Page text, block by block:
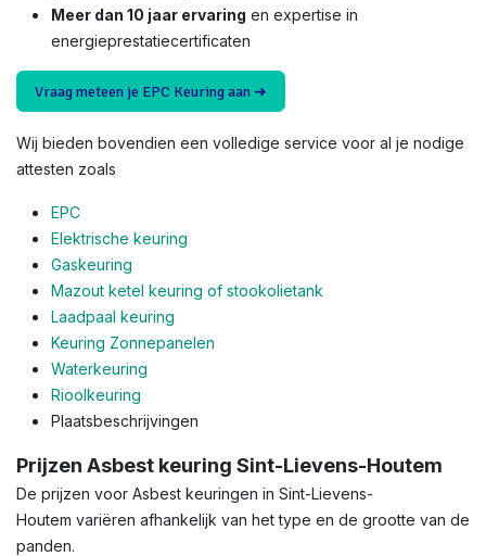
Meer dan 10 jaar ervaring en expertise in
energieprestatiecertificaten
Vraag meteen je EPC Keuring aan ➜
Wij bieden bovendien een volledige service voor al je nodige
attesten zoals
EPC
Elektrische keuring
Gaskeuring
Mazout ketel keuring of stookolietank
Laadpaal keuring
Keuring Zonnepanelen
Waterkeuring
Rioolkeuring
Plaatsbeschrijvingen
Prijzen Asbest keuring Sint-Lievens-Houtem
De prijzen voor Asbest keuringen in Sint-Lievens-
Houtem variëren afhankelijk van het type en de grootte van de
panden.